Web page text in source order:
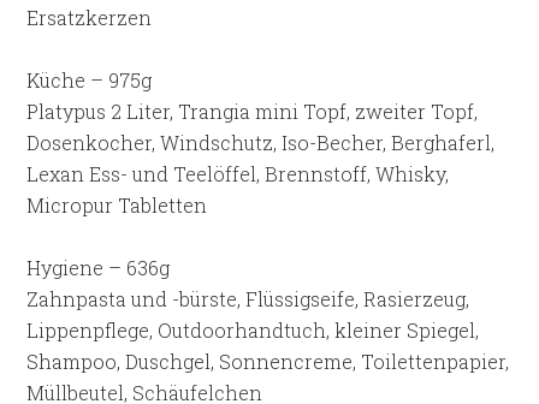
Ersatzkerzen
Küche – 975g
Platypus 2 Liter, Trangia mini Topf, zweiter Topf,
Dosenkocher, Windschutz, Iso-Becher, Berghaferl,
Lexan Ess- und Teelöffel, Brennstoff, Whisky,
Micropur Tabletten
Hygiene – 636g
Zahnpasta und -bürste, Flüssigseife, Rasierzeug,
Lippenpflege, Outdoorhandtuch, kleiner Spiegel,
Shampoo, Duschgel, Sonnencreme, Toilettenpapier,
Müllbeutel, Schäufelchen